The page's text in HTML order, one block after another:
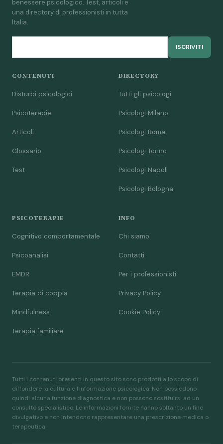
benessere psicologico. Test, articoli e
una directory di professionisti in tutta
Italia.
ISCRIVITI
CONTENUTI
Disturbi psicologici
Psicoterapie
Articoli
Glossario
Test
DIRECTORY
Tutti gli psicologi
Psicologi Milano
Psicologi Roma
Psicologi Torino
Psicologi Napoli
Psicologi Bologna
PSICOTERAPIE
Cognitivo comportamentale
Psicoanalisi
EMDR
Terapia di coppia
Mindfulness
Terapia familiare
INFO
Chi siamo
Contatti
Per i professionisti
Privacy Policy
Cookie Policy
Tutti i contenuti presenti in questo sito sono prodotti allo scopo di
diffondere la cultura e l'informazione psicologica. Non possiedono
quindi alcuna funzione diagnostica e non possono sostituirsi ad un
consulto specialistico. Le informazioni fornite hanno soltanto un fine
divulgativo e non intendono rappresentare una prescrizione medica o
terapeutica.